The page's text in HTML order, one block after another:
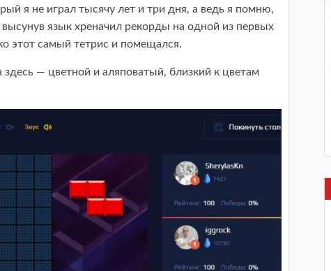
я не играл тысячу лет и три дня, а ведь я помню,
язык хреначил рекорды на одной из первых
этот самый тетрис и помещался.
— цветной и аляповатый, близкий к цветам